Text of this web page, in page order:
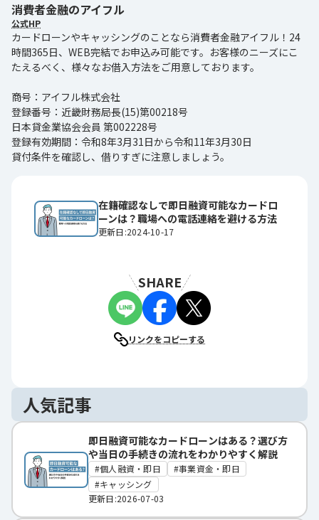
消費者金融のアイフル
公式HP
カードローンやキャッシングのことなら消費者金融アイフル！24
時間365日、WEB完結でお申込み可能です。お客様のニーズにこ
たえるべく、様々なお借入方法をご用意しております。
商号：アイフル株式会社
登録番号：近畿財務局長(15)第00218号
日本貸金業協会会員 第002228号
登録有効期間：令和8年3月31日から令和11年3月30日
貸付条件を確認し、借りすぎに注意しましょう。
在籍確認なしで即日融資可能なカードロ
ーンは？職場への電話連絡を避ける方法
更新日:2024-10-17
SHARE
リンクをコピーする
人気記事
即日融資可能なカードローンはある？選び方
や当日の手続きの流れをわかりやすく解説
個人融資・即日
事業資金・即日
キャッシング
更新日:2026-07-03